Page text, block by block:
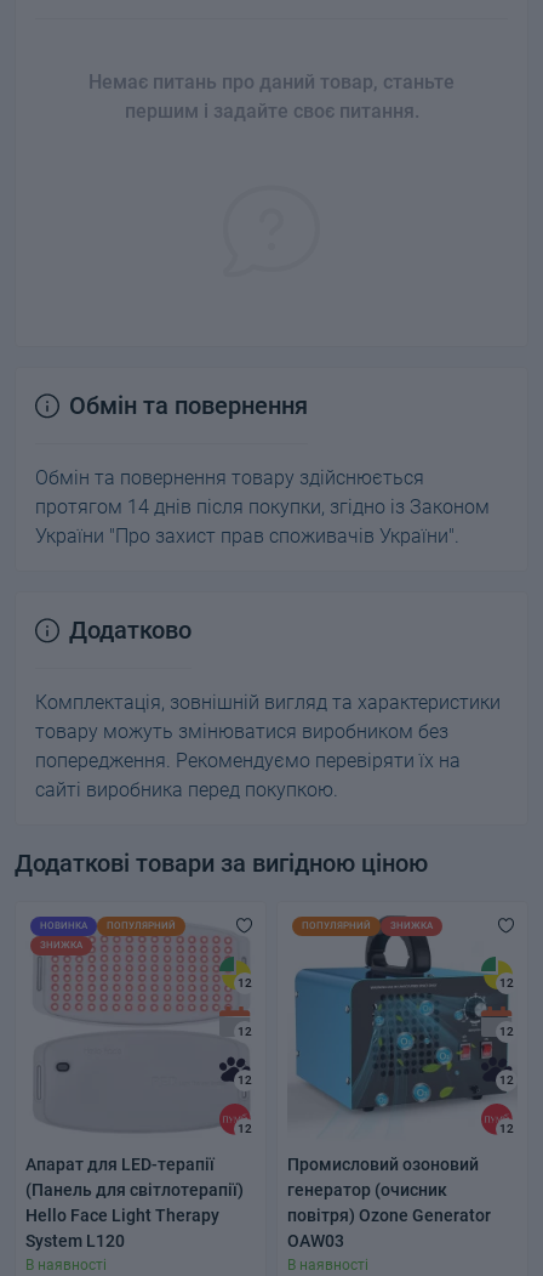
Немає питань про даний товар, станьте
першим і задайте своє питання.
Обмін та повернення
Обмін та повернення товару здійснюється
протягом 14 днів після покупки, згідно із Законом
України "Про захист прав споживачів України".
Додатково
Комплектація, зовнішній вигляд та характеристики
товару можуть змінюватися виробником без
попередження. Рекомендуємо перевіряти їх на
сайті виробника перед покупкою.
Додаткові товари за вигідною ціною
НОВИНКА
ПОПУЛЯРНИЙ
ЗНИЖКА
12
12
12
12
Апарат для LED-терапії
(Панель для світлотерапії)
Hello Face Light Therapy
System L120
В наявності
ПОПУЛЯРНИЙ ЗНИЖКА
12
12
12
12
Промисловий озоновий
генератор (очисник
повітря) Ozone Generator
OAW03
В наявності